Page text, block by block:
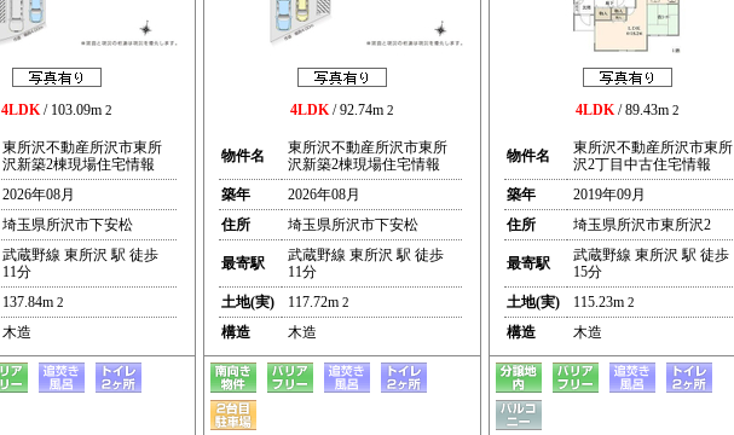
4LDK/ 103.09m 2
東所沢不動産所沢市東所
沢新築2棟現場住宅情報
2026年08月
埼玉県所沢市下安松
武蔵野線 東所沢 駅 徒歩
11分
137.84m 2
木造
4LDK/ 92.74m 2
物件名
東所沢不動産所沢市東所
沢新築2棟現場住宅情報
築年
2026年08月
住所
埼玉県所沢市下安松
最寄駅
武蔵野線 東所沢 駅 徒歩
11分
土地(実)
117.72m 2
構造 木造
4LDK/ 89.43m 2
物件名
東所沢不動産所沢市東所
沢2丁目中古住宅情報
築年
2019年09月
住所
埼玉県所沢市東所沢2
最寄駅
武蔵野線 東所沢 駅 徒歩
15分
土地(実)
115.23m 2
構造 木造